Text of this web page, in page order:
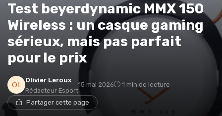
Test beyerdynamic MMX 150
Wireless : un casque gaming
sérieux, mais pas parfait
pour le prix
Olivier Leroux
Rédacteur Esport
15 mai 2026 1 min de lecture
Partager cette page